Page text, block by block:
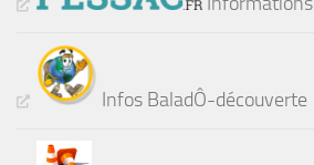
Infos BaladÔ-découverte